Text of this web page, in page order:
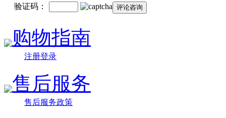
验证码：
购物指南
注册登录
售后服务
售后服务政策